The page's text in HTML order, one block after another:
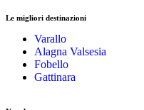
Le migliori destinazioni
Varallo
Alagna Valsesia
Fobello
Gattinara